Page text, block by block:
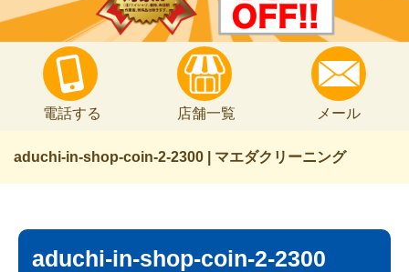
電話する 店舗一覧 メール
aduchi-in-shop-coin-2-2300 | マエダクリーニング
aduchi-in-shop-coin-2-2300